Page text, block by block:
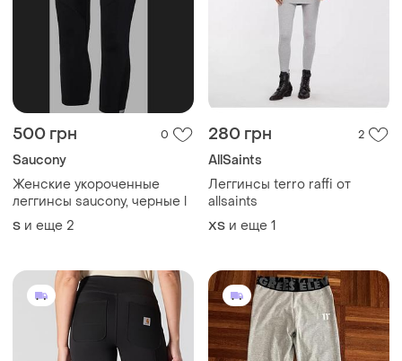
500 грн 0
Saucony
Женские укороченные
леггинсы saucony, черные l
S и еще 2
280 грн 2
AllSaints
Леггинсы terro raffi от
allsaints
ХS и еще 1